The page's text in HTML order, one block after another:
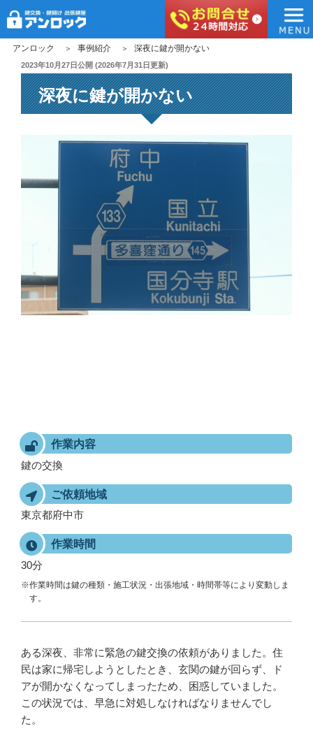
アンロック
アンロック 事例紹介 深夜に鍵が開かない
投
稿
日:
2023年10月27日公開 (2026年7月31日更新)
深夜に鍵が開かない
作業内容
鍵の交換
ご依頼地域
東京都府中市
作業時間
30分
※作業時間は鍵の種類・施工状況・出張地域・時間帯等により変動しま
す。
ある深夜、非常に緊急の鍵交換の依頼がありました。住
民は家に帰宅しようとしたとき、玄関の鍵が回らず、ド
アが開かなくなってしまったため、困惑していました。
この状況では、早急に対処しなければなりませんでし
た。